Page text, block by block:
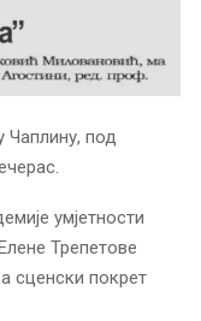
Чаплину, под
умјетности
Трепетове
сценски покрет